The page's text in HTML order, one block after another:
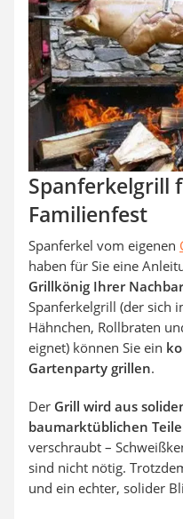
Spanferkelgrill
Familienfest
Spanferkel vom eigenen
haben für Sie eine
Grillkönig Ihrer
Spanferkelgrill (der sich
Hähnchen, Rollbraten
eignet) können Sie ein
Gartenparty grillen.
Der Grill wird aus
baumarktüblichen
verschraubt –
sind nicht nötig.
und ein echter, solider